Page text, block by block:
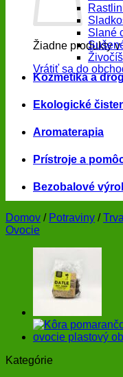
Žiadne produkty v
Vrátiť sa do
Slané
Kozmetika a
Ekologické
Aromaterapia
Prístroje a
Bezobalové
Domov / Potraviny /
Ovocie
Kategórie